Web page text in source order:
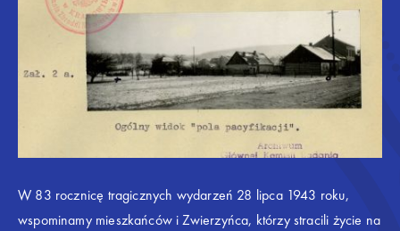
W 83 rocznicę tragicznych wydarzeń 28 lipca 1943 roku,
wspominamy mieszkańców i Zwierzyńca, którzy stracili życie na